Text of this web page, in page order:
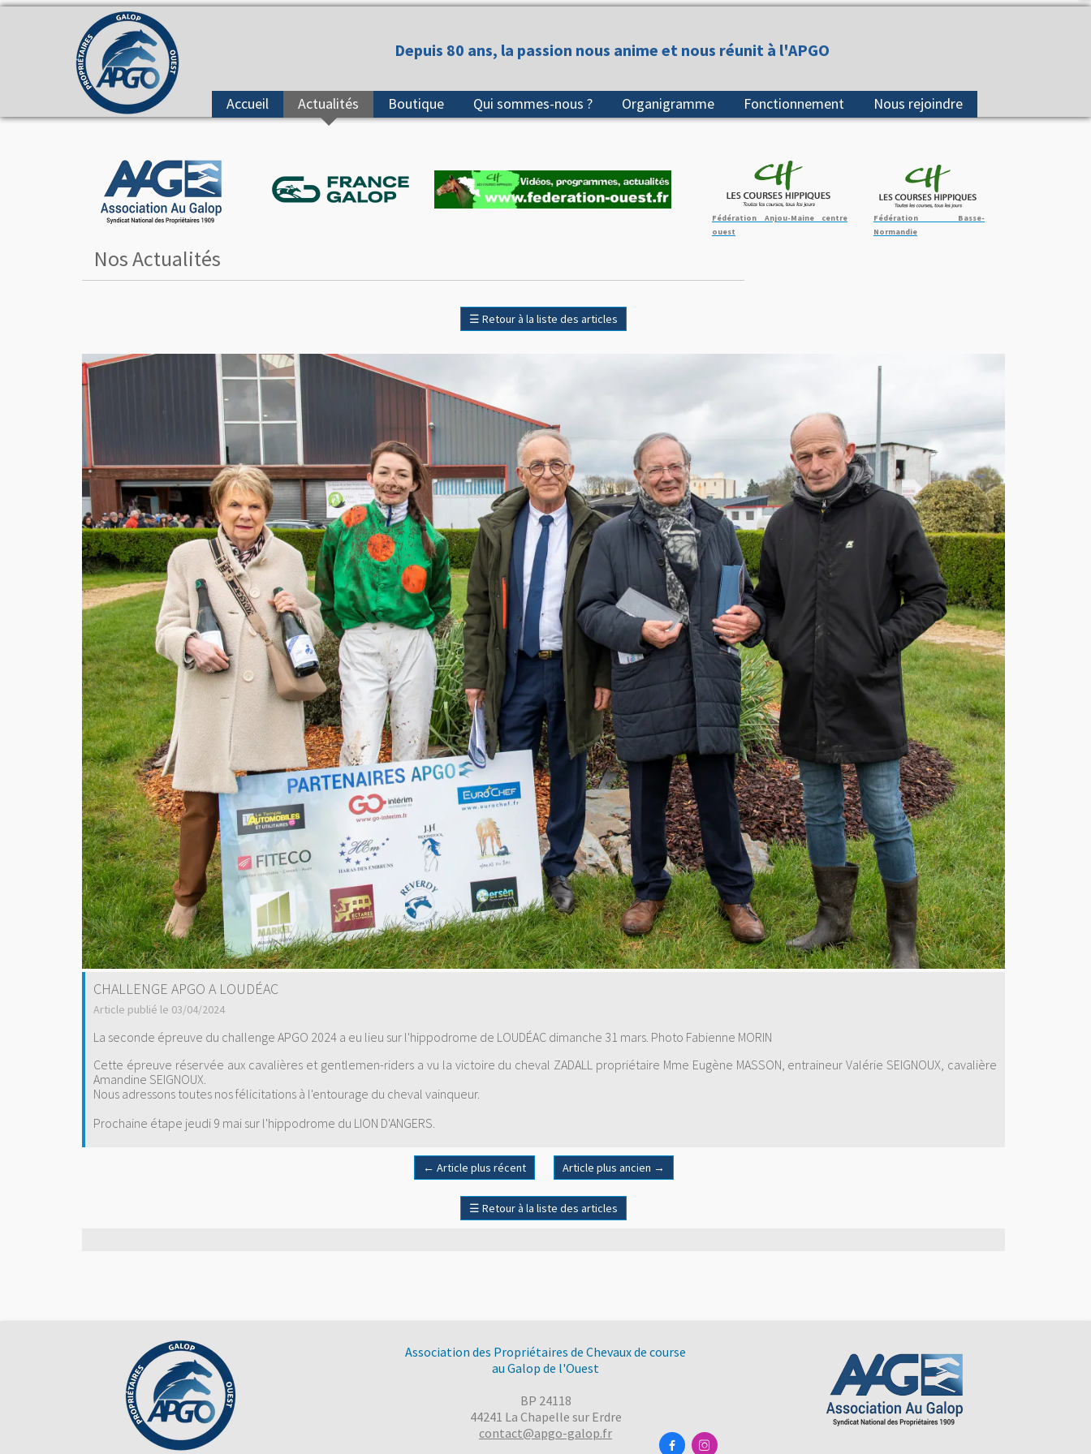
Accueil Actualités Boutique Qui sommes-nous ? Organigramme Fonctionnement Nous rejoindre
Depuis 80 ans, la passion nous anime et nous réunit à l'APGO
 
Association des Propriétaires de Chevaux de course
au Galop de l'Ouest
BP 24118
44241 La Chapelle sur Erdre
contact@apgo-galop.fr
Fédération Basse-
Normandie
Fédération Anjou-Maine centre
ouest
Nos Actualités
☰ Retour à la liste des articles
CHALLENGE APGO A LOUDÉAC
Article publié le 03/04/2024
La seconde épreuve du challenge APGO 2024 a eu lieu sur l'hippodrome de LOUDÉAC dimanche 31 mars. Photo Fabienne MORIN
Cette épreuve réservée aux cavalières et gentlemen-riders a vu la victoire du cheval ZADALL propriétaire Mme Eugène MASSON, entraineur Valérie SEIGNOUX, cavalière
Amandine SEIGNOUX.
Nous adressons toutes nos félicitations à l'entourage du cheval vainqueur.
Prochaine étape jeudi 9 mai sur l'hippodrome du LION D'ANGERS.
← Article plus récent Article plus ancien →
☰ Retour à la liste des articles